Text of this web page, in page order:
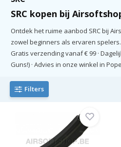
SRC kopen bij
Ontdek het ruime aanbod SRC bij
zowel beginners als ervaren
Gratis verzending vanaf € 99 ·
Guns!) · Advies in onze winkel in
Filters